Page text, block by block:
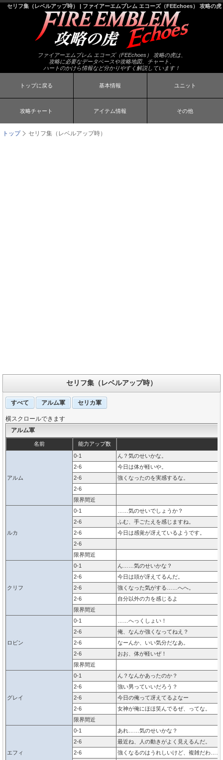
セリフ集（レベルアップ時） | ファイアーエムブレム エコーズ（FEEchoes） 攻略の虎
ファイアーエムブレム エコーズ（FEEchoes） 攻略の虎は、
攻略に必要なデータベースや攻略地図、チャート、
ハートのかけら情報など分かりやすく解説しています！
トップに戻る 基本情報 ユニット
攻略チャート アイテム情報 その他
トップ セリフ集（レベルアップ時）
セリフ集（レベルアップ時）
すべて アルム軍 セリカ軍
横スクロールできます
アルム軍
名前 能力アップ数
アルム
0-1
ん？気のせいかな。
2-6
今日は体が軽いや。
2-6
強くなったのを実感するな。
2-6
限界間近
ルカ
0-1
……気のせいでしょうか？
2-6
ふむ、手ごたえを感じますね。
2-6
今日は感覚が冴えているようです。
2-6
限界間近
クリフ
0-1
ん……気のせいかな？
2-6
今日は頭が冴えてるんだ。
2-6
強くなった気がする……へへ。
2-6
自分以外の力を感じるよ
限界間近
ロビン
0-1
……へっくしょい！
2-6
俺、なんか強くなってねえ？
2-6
なーんか、いい気分だなあ。
2-6
おお、体が軽いぜ！
限界間近
グレイ
0-1
ん？なんかあったのか？
2-6
強い男っていいだろう？
2-6
今日の俺って冴えてるよなー
2-6
女神が俺にほほ笑んでるぜ、ってな。
限界間近
エフィ
0-1
あれ……気のせいかな？
2-6
最近ね、人の動きがよく見えるんだ。
2-6
強くなるのはうれしいけど、複雑だわ……